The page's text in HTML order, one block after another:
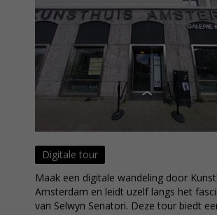
Digitale tour
Maak een digitale wandeling door
Amsterdam en leidt uzelf langs het
van Selwyn Senatori. Deze tour biedt